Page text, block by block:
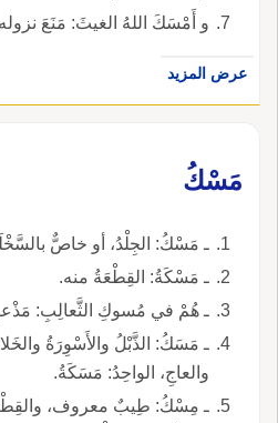
و أَمْسَكَ اللهُ الغيثَ: مَنَعَ
عرض المزيد
مَسْكُ
ـ مَسْكُ: الجِلْدُ، أو خاصٌّ
ـ مَسْكَةُ: القِطْعَةُ منه.
ـ هُمْ في مُسوكِ الثَّعالِبِ:
ـ مَسَكُ: الذَّبْلُ والأَسْوِرَةُ
والعاجِ، الواحِدُ: مَسَكَةُ.
ـ مِسْكُ: طِيبٌ معروف،